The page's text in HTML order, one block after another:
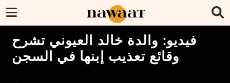
فيديو: والدة خالد العيوني تشرح
وقائع تعذيب إبنها في السجن